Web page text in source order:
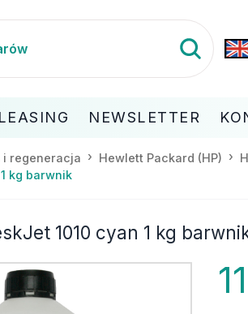
LEASING NEWSLETTER
i regeneracja Hewlett Packard (HP)
kg barwnik
1010 cyan 1 kg